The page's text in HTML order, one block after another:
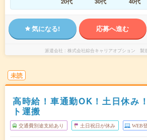
気になる! 応募へ進む
派遣会社 株式会社綜合キャリアオプション 製
未読
高時給！車通勤OK！土日休み
ト運搬
交通費別途支給あり 土日祝日が休み WEB